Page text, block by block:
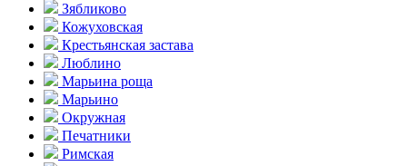
Зябликово
Кожуховская
Крестьянская застава
Люблино
Марьина роща
Марьино
Окружная
Печатники
Римская